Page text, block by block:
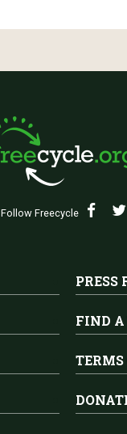
Follow Freecycle
PRESS
FIND
TERMS